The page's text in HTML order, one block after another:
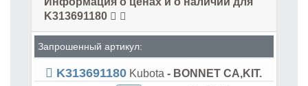
K313691180
Запрошенный артикул:
K313691180 Kubota - BONNET CA,KIT.